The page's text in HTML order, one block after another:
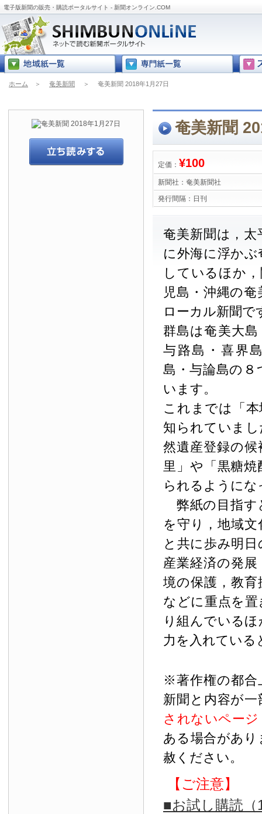
電子版新聞の販売・購読ポータルサイト - 新聞オンライン.COM
ホーム ＞ 奄美新聞 ＞ 奄美新聞 2018年1月27日
奄美新聞
定価： ¥100
新聞社： 奄美新聞社
発行間隔： 日刊
奄美新聞は，
に外海に浮か
しているほか
児島・沖縄の
ローカル新聞で
群島は奄美大
与路島・喜界
島・与論島の
います。
これまでは「
知られていま
然遺産登録の
里」や「黒糖
られるように
弊紙の目指す
を守り，地域
と共に歩み明
産業経済の発
境の保護，教
などに重点を
り組んでいる
力を入れている
※著作権の都合
新聞と内容が
されないペー
ある場合があ
赦ください。
【ご注意】
■お試し購読